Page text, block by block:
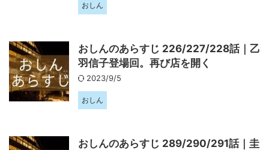
おしん
おしんのあらすじ 226/227/228話｜乙
羽信子登場回。再び店を開く
2023/9/5
おしん
おしんのあらすじ 289/290/291話｜圭